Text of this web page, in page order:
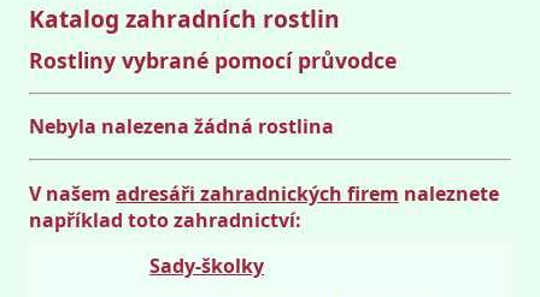
Katalog zahradních rostlin
Rostliny vybrané pomocí průvodce
Nebyla nalezena žádná rostlina
V našem adresáři zahradnických firem naleznete
například toto zahradnictví:
Sady-školky